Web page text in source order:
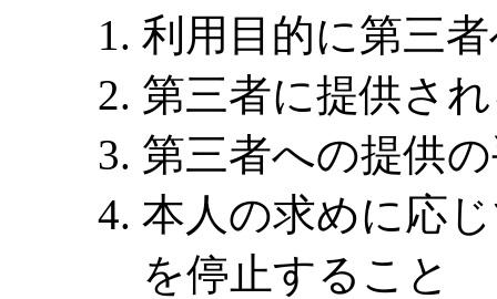
利用目的に第三
第三者に提供さ
第三者への提供
本人の求めに応
を停止すること